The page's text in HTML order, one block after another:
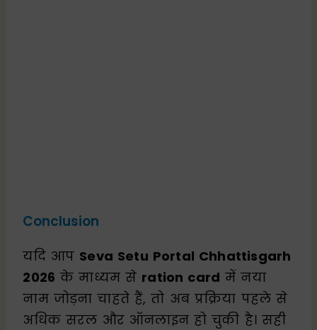
Conclusion
यदि आप Seva Setu Portal Chhattisgarh
2026 के माध्यम से ration card में नया
नाम जोड़ना चाहते हैं, तो अब प्रक्रिया पहले से
अधिक सरल और ऑनलाइन हो चुकी है। सही